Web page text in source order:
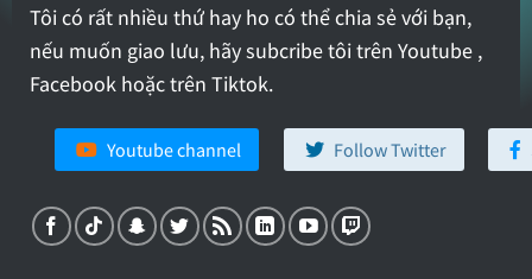
Tôi có rất nhiều thứ hay ho có thể chia sẻ với bạn,
nếu muốn giao lưu, hãy subcribe tôi trên Youtube ,
Facebook hoặc trên Tiktok.
Youtube channel Follow Twitter